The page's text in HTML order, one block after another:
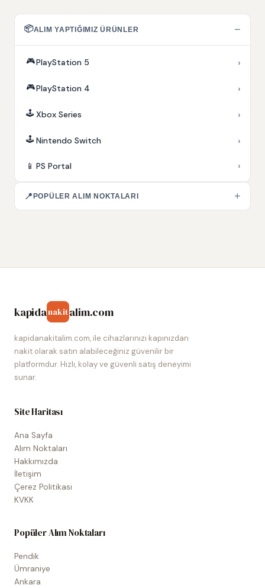
📦ALIM YAPTIĞIMIZ ÜRÜNLER −
🎮PlayStation 5 ›
🎮PlayStation 4 ›
🕹️ Xbox Series ›
🕹️ Nintendo Switch ›
📱 PS Portal ›
📍 POPÜLER ALIM NOKTALARI +
kapidanakitalim.com
kapidanakitalim.com, ile cihazlarınızı kapınızdan
nakit olarak satın alabileceğiniz güvenilir bir
platformdur. Hızlı, kolay ve güvenli satış deneyimi
sunar.
Site Haritası
Ana Sayfa
Alım Noktaları
Hakkımızda
İletişim
Çerez Politikası
KVKK
Popüler Alım Noktaları
Pendik
Ümraniye
Ankara